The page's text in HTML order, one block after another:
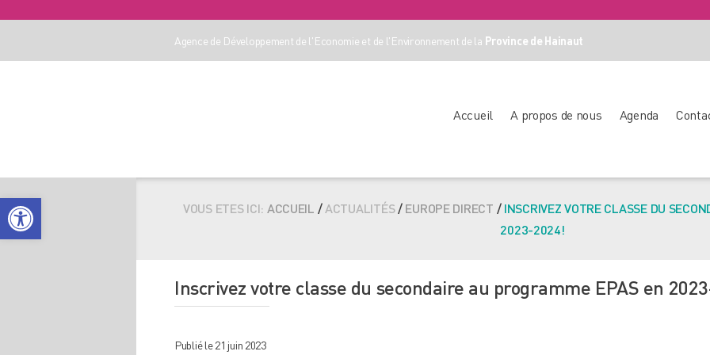
Agence de Développement de l'Economie et de l'Environnement de la Province de Hainaut
Accueil A propos de nous Agenda
VOUS ETES ICI: ACCUEIL /ACTUALITÉS/EUROPE DIRECT /INSCRIVEZ VOTRE CLASSE DU
2023-2024!
Inscrivez votre classe du secondaire au programme EPAS en
Publié le 21 juin 2023
Ouvrir la barre d’outils